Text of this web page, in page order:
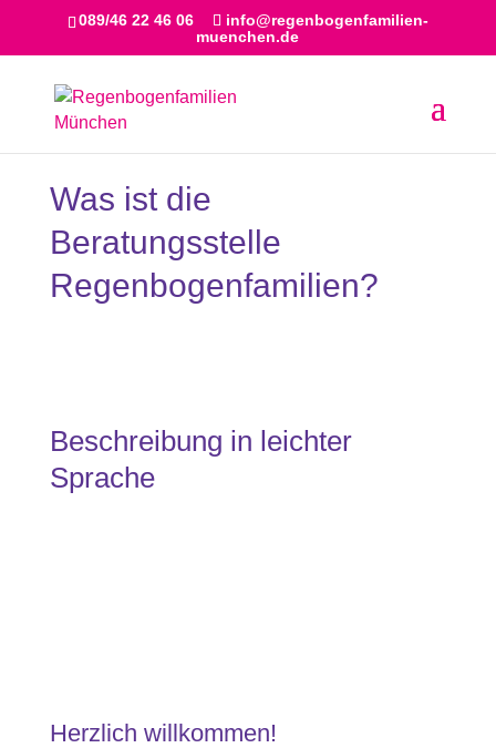
089/46 22 46 06
info@regenbogenfamilien-
muenchen.de
Was ist die
Beratungsstelle
Regenbogenfamilien?
Beschreibung in leichter
Sprache
Herzlich willkommen!